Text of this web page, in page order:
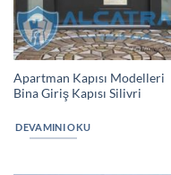
Apartman Kapısı Modelleri
Bina Giriş Kapısı Silivri
DEVAMINI OKU